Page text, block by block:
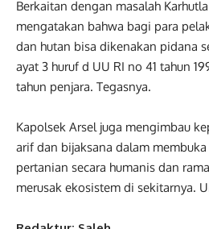
Berkaitan dengan masalah
mengatakan bahwa bagi para
dan hutan bisa dikenakan pidana
ayat 3 huruf d UU RI no 41 tahun
tahun penjara. Tegasnya.
Kapolsek Arsel juga mengimbau
arif dan bijaksana dalam
pertanian secara humanis dan
merusak ekosistem di sekitarnya.